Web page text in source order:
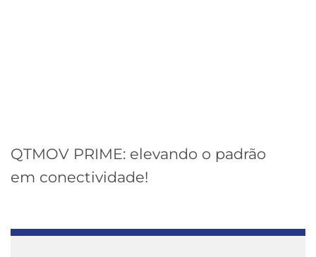
QTMOV PRIME: elevando o padrão
em conectividade!